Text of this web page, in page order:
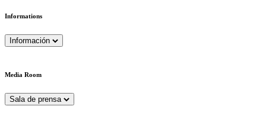
Informations
Información
Media Room
Sala de prensa